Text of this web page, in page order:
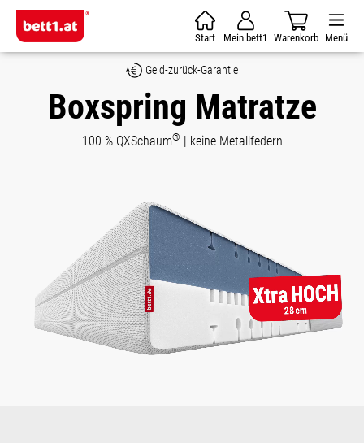
Zum Hauptinhalt springen
Start Mein bett1 Warenkorb Menü
Geld-zurück-Garantie
Boxspring Matratze
100 % QXSchaum® | keine Metallfedern